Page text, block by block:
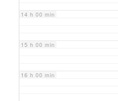
14 h 00 min
15 h 00 min
16 h 00 min